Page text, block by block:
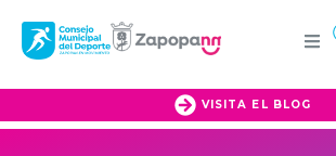
VISITA EL BLOG